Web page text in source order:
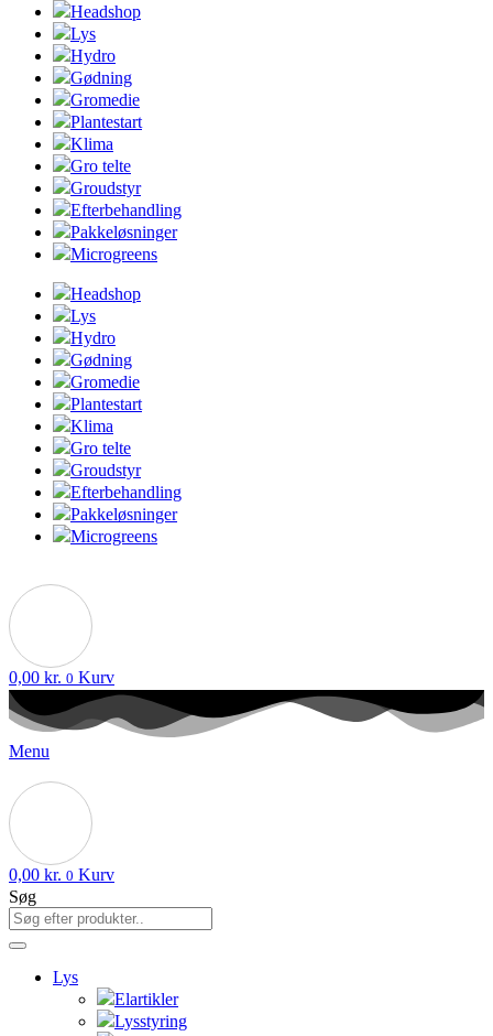
Headshop
Lys
Hydro
Gødning
Gromedie
Plantestart
Klima
Gro telte
Groudstyr
Efterbehandling
Pakkeløsninger
Microgreens
Headshop
Lys
Hydro
Gødning
Gromedie
Plantestart
Klima
Gro telte
Groudstyr
Efterbehandling
Pakkeløsninger
Microgreens
0,00 kr. 0 Kurv
Menu
0,00 kr. 0 Kurv
Søg
Lys
Elartikler
Lysstyring